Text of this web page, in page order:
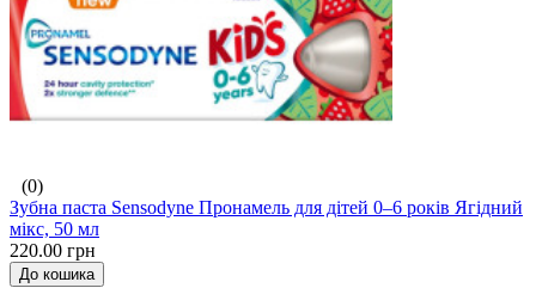
(0)
Зубна паста Sensodyne Пронамель для дітей 0–6 років Ягідний
мікс, 50 мл
220.00 грн
До кошика